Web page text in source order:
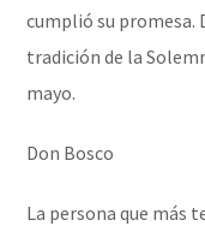
cumplió su promesa.
tradición de la
mayo.
Don Bosco
La persona que más